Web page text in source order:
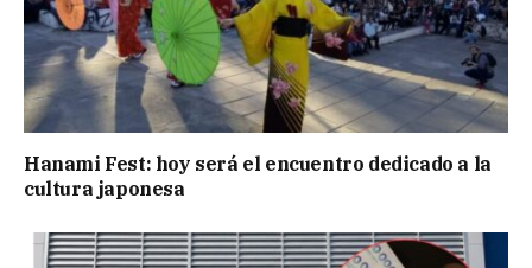
Hanami Fest: hoy será el encuentro dedicado a la
cultura japonesa